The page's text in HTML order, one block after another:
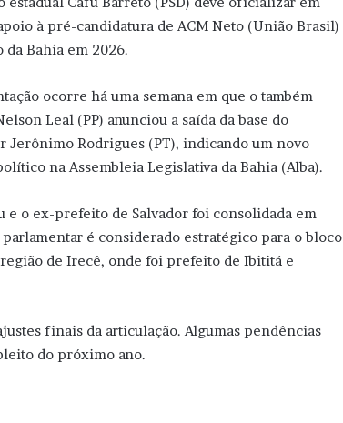
à pré-candidatura de ACM Neto (União Brasil)
da Bahia em 2026.
ocorre há uma semana em que o também
Leal (PP) anunciou a saída da base do
Jerônimo Rodrigues (PT), indicando um novo
na Assembleia Legislativa da Bahia (Alba).
e o ex-prefeito de Salvador foi consolidada em
é considerado estratégico para o bloco
de Irecê, onde foi prefeito de Ibititá e
finais da articulação. Algumas pendências
do próximo ano.